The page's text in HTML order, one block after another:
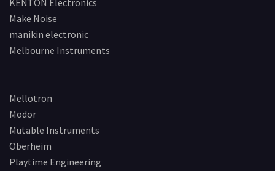
KENTON Electronics
Make Noise
manikin electronic
Melbourne Instruments
Mellotron
Modor
Mutable Instruments
Oberheim
Playtime Engineering